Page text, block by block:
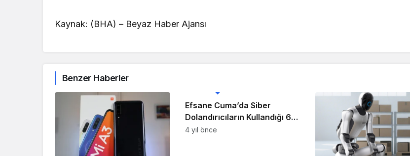
Kaynak: (BHA) – Beyaz Haber Ajansı
Benzer Haberler
Efsane Cuma’da Siber
Dolandırıcıların Kullandığı 6
Yönteme Karşı 7 Öneri
4 yıl önce